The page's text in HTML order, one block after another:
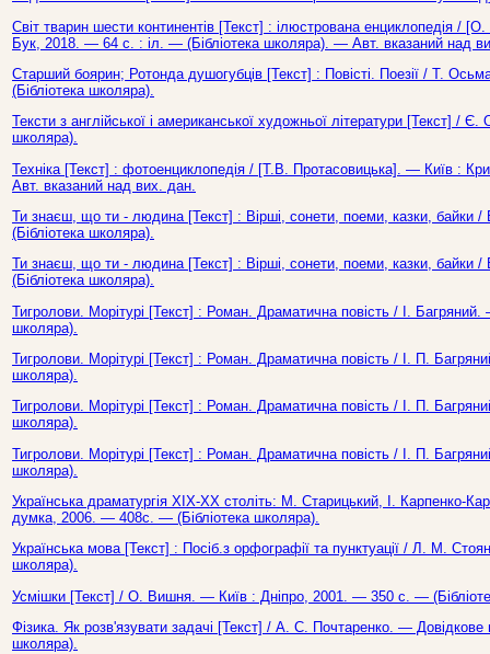
Світ тварин шести континентів [Текст] : ілюстрована енциклопедія
Бук, 2018. — 64 с. : іл. — (Бібліотека школяра). — Авт. вказаний над
Старший боярин; Ротонда душогубців [Текст] : Повісті. Поезії / Т.
(Бібліотека школяра).
Тексти з англійської і американської художньої літератури [Текст]
школяра).
Техніка [Текст] : фотоенциклопедія / [Т.В. Протасовицька]. — Київ :
Авт. вказаний над вих. дан.
Ти знаєш, що ти - людина [Текст] : Вірші, сонети, поеми, казки,
(Бібліотека школяра).
Ти знаєш, що ти - людина [Текст] : Вірші, сонети, поеми, казки,
(Бібліотека школяра).
Тигролови. Морітурі [Текст] : Роман. Драматична повість / І.
школяра).
Тигролови. Морітурі [Текст] : Роман. Драматична повість / І. П.
школяра).
Тигролови. Морітурі [Текст] : Роман. Драматична повість / І. П.
школяра).
Тигролови. Морітурі [Текст] : Роман. Драматична повість / І. П.
школяра).
Українська драматургія XIX-XX століть: М. Старицький, І. Карпенко-
думка, 2006. — 408с. — (Бібліотека школяра).
Українська мова [Текст] : Посіб.з орфографії та пунктуації / Л. М.
школяра).
Усмішки [Текст] / О. Вишня. — Київ : Дніпро, 2001. — 350 с. —
Фізика. Як розв'язувати задачі [Текст] / А. С. Почтаренко. —
школяра).